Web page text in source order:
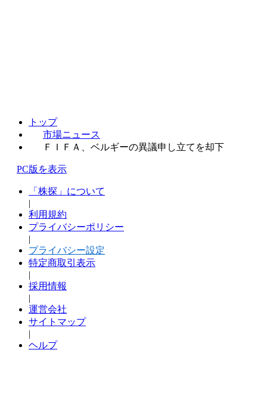
トップ
市場ニュース
ＦＩＦＡ、ベルギーの異議申し立てを却下
PC版を表示
「株探」について
|
利用規約
プライバシーポリシー
|
プライバシー設定
特定商取引表示
|
採用情報
|
運営会社
サイトマップ
|
ヘルプ